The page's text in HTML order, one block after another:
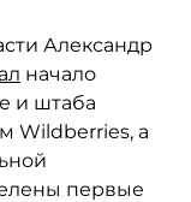
Александр
начало
и штаба
Wildberries, а
первые